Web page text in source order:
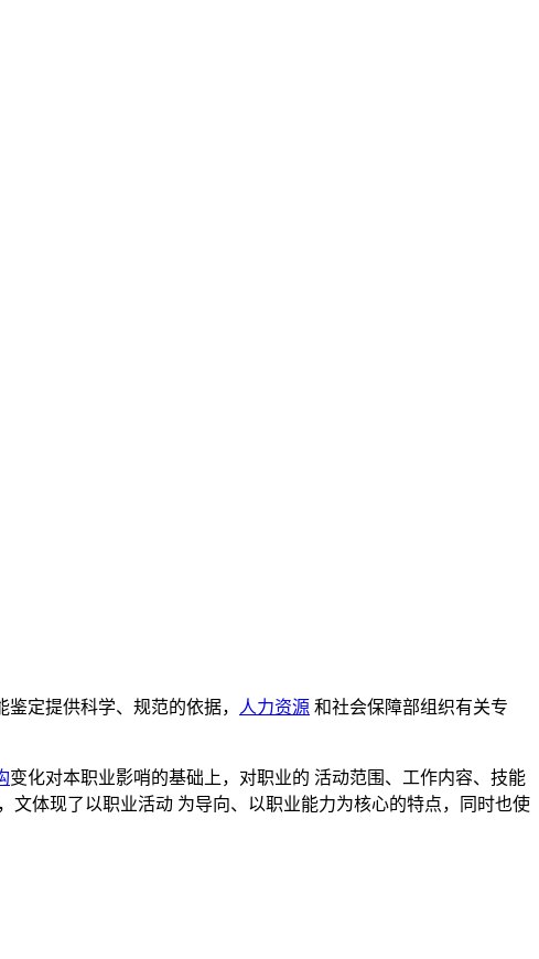
定提供科学、规范的依据， 人力资源 和社会保障部组织有关专
变化对本职业影哨的基础上，对职业的 活动范围、工作内容、技能
体现了以职业活动 为导向、以职业能力为核心的特点，同时也使